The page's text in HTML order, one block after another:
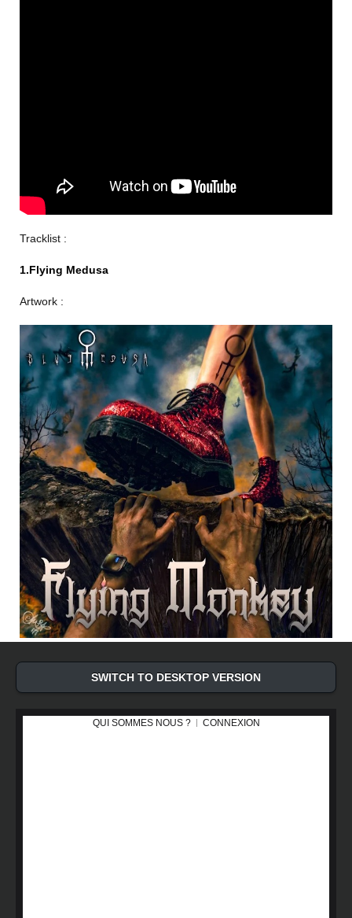
Tracklist :
1.Flying Medusa
Artwork :
SWITCH TO DESKTOP VERSION
QUI SOMMES NOUS ? CONNEXION